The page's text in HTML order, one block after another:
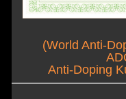
(World Anti-
Anti-Doping